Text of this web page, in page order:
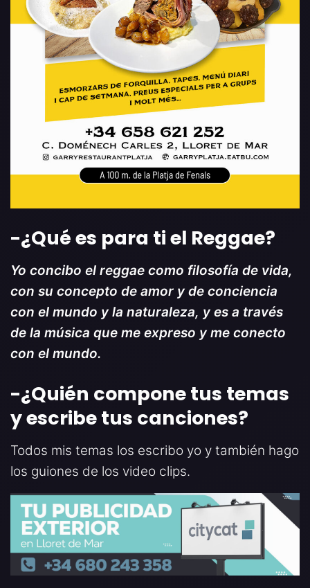
-¿Qué es para ti el Reggae?
Yo concibo el reggae como filosofía de vida,
con su concepto de amor y de conciencia
con el mundo y la naturaleza, y es a través
de la música que me expreso y me conecto
con el mundo.
-¿Quién compone tus temas
y escribe tus canciones?
Todos mis temas los escribo yo y también hago
los guiones de los video clips.